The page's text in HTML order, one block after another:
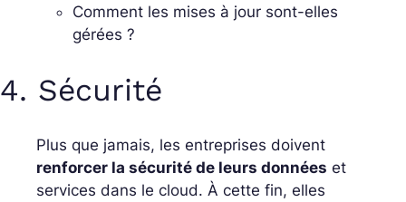
Comment les mises à jour sont-elles
gérées ?
4. Sécurité
Plus que jamais, les entreprises doivent
renforcer la sécurité de leurs données et
services dans le cloud. À cette fin, elles